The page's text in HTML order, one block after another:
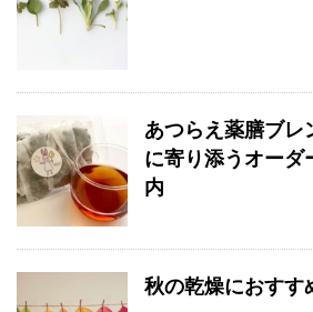
あつらえ薬膳ブレ
に寄り添うオーダ
内
秋の乾燥におすす